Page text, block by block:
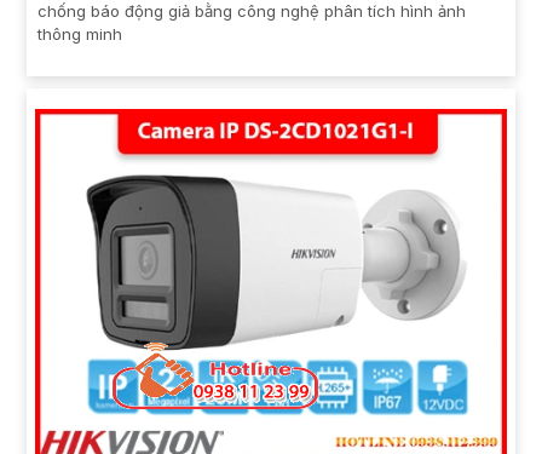
chống báo động giả bằng công nghệ phân tích hình ảnh
thông minh